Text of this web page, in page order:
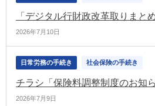
2026年7月10日
日常労務の手続き 社会保険の手続き
2026年7月9日